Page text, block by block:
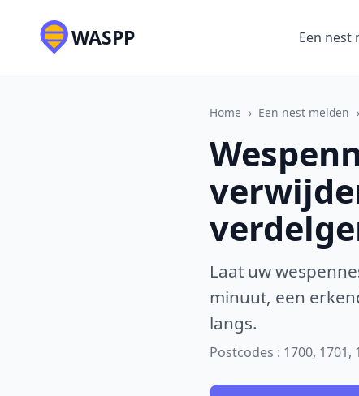
WASPP Een nest
Home › Een nest melden ›
Laat uw
minuut, een
langs.
Postcodes : 1700, 1701,